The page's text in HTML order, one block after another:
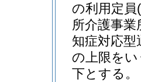
の利用定員
所介護事
知症対応
の上限をい
下とする。